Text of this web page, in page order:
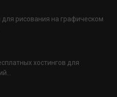
рисования на графическом
хостингов для